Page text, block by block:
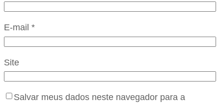
E-mail *
Site
Salvar meus dados neste navegador para a